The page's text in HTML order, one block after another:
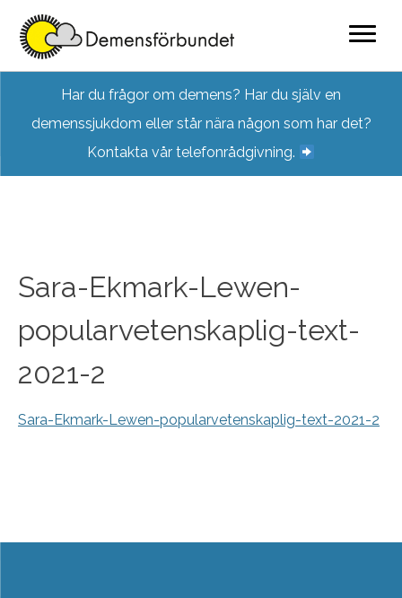
content
Har du frågor om demens? Har du själv en
demenssjukdom eller står nära någon som har det?
Kontakta vår telefonrådgivning.
Sara-Ekmark-Lewen-
popularvetenskaplig-text-
2021-2
Sara-Ekmark-Lewen-popularvetenskaplig-text-2021-2